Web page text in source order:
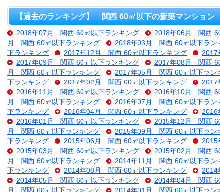
【過去のランキング】 関西 60㎡以下の新築マンション
2018年07月 関西 60㎡以下ランキング
2018年06月 関西
月 関西 60㎡以下ランキング
2018年03月 関西 60㎡以下ラン
下ランキング
2017年12月 関西 60㎡以下ランキング
2017
2017年09月 関西 60㎡以下ランキング
2017年08月 関西
月 関西 60㎡以下ランキング
2017年05月 関西 60㎡以下ラン
下ランキング
2017年02月 関西 60㎡以下ランキング
2017
2016年11月 関西 60㎡以下ランキング
2016年10月 関西
月 関西 60㎡以下ランキング
2016年07月 関西 60㎡以下ラン
下ランキング
2016年04月 関西 60㎡以下ランキング
2016
2016年01月 関西 60㎡以下ランキング
2015年12月 関西
月 関西 60㎡以下ランキング
2015年09月 関西 60㎡以下ラン
下ランキング
2015年06月 関西 60㎡以下ランキング
2015
2015年03月 関西 60㎡以下ランキング
2015年02月 関西
月 関西 60㎡以下ランキング
2014年11月 関西 60㎡以下ラン
下ランキング
2014年08月 関西 60㎡以下ランキング
2014
2014年05月 関西 60㎡以下ランキング
2014年04月 関西
月 関西 60㎡以下ランキング
2014年01月 関西 60㎡以下ラン